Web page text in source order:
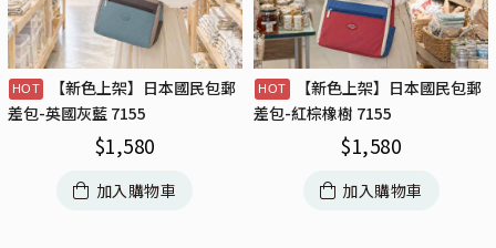
【新色上架】日本國民包郵
差包-英國灰藍 7155
$1,580
加入購物車
【新色上架】日本國民包郵
差包-紅棕橡樹 7155
$1,580
加入購物車